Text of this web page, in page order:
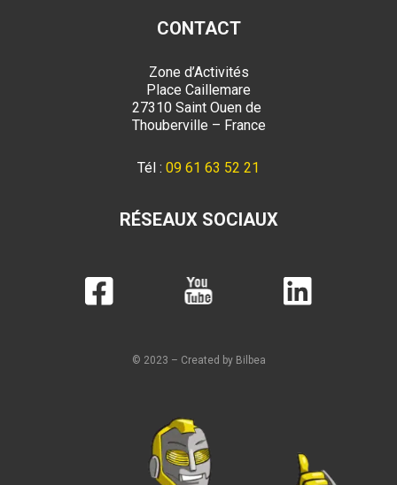
CONTACT
Zone d’Activités
Place Caillemare
27310 Saint Ouen de
Thouberville – France
Tél : 09 61 63 52 21
RÉSEAUX SOCIAUX
© 2023 – Created by Bilbea